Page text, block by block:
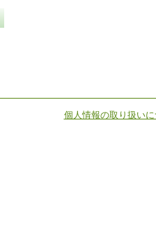
個人情報の取り扱い